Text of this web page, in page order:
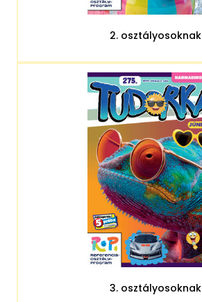
2. osztályosoknak
3. osztályosoknak